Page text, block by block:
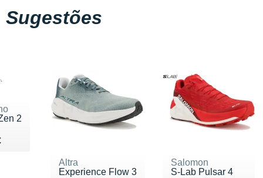
Sugestões
2
150 €
Altra
Experience Flow 3
Salomon
S-Lab Pulsar 4